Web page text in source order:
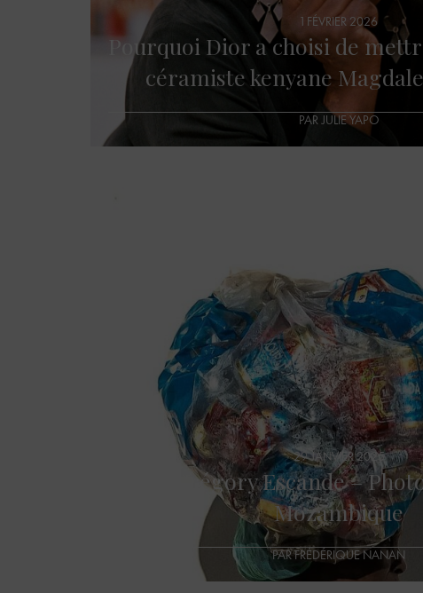
1 FÉVRIER 2026
Pourquoi Dior a choisi de
céramiste kenyane
PAR JULIE YAPO
29 JANVIER 2025
Grégory Escande –
Mozambique
PAR FRÉDÉRIQUE NANAN